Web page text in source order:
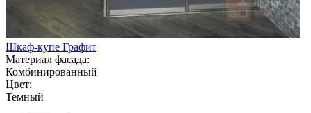
Шкаф-купе Графит
Материал фасада:
Комбинированный
Цвет:
Темный